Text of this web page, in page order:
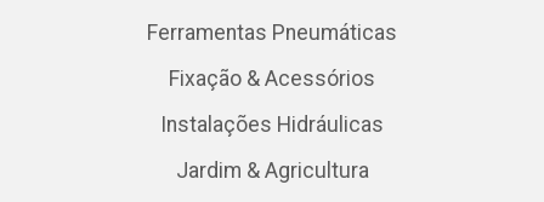
Ferramentas Pneumáticas
Fixação & Acessórios
Instalações Hidráulicas
Jardim & Agricultura